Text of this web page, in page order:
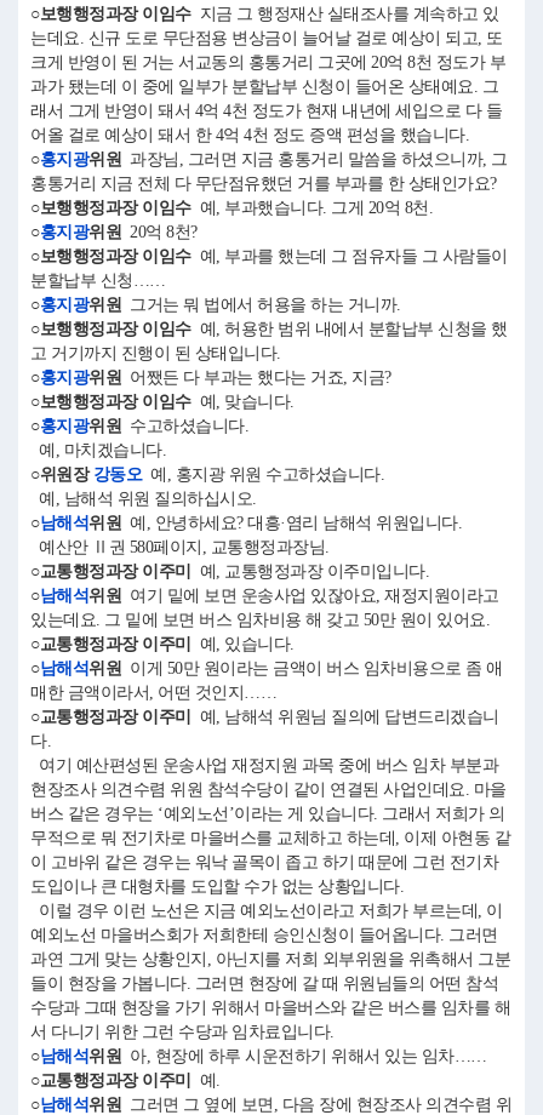
○보행행정과장 이임수지금 그 행정재산 실태조사를 계속하고 있
는데요. 신규 도로 무단점용 변상금이 늘어날 걸로 예상이 되고, 또
크게 반영이 된 거는 서교동의 홍통거리 그곳에 20억 8천 정도가 부
과가 됐는데 이 중에 일부가 분할납부 신청이 들어온 상태예요. 그
래서 그게 반영이 돼서 4억 4천 정도가 현재 내년에 세입으로 다 들
어올 걸로 예상이 돼서 한 4억 4천 정도 증액 편성을 했습니다.
○홍지광위원 과장님, 그러면 지금 홍통거리 말씀을 하셨으니까, 그
홍통거리 지금 전체 다 무단점유했던 거를 부과를 한 상태인가요?
○보행행정과장 이임수예, 부과했습니다. 그게 20억 8천.
○홍지광위원 20억 8천?
○보행행정과장 이임수예, 부과를 했는데 그 점유자들 그 사람들이
분할납부 신청……
○홍지광위원 그거는 뭐 법에서 허용을 하는 거니까.
○보행행정과장 이임수예, 허용한 범위 내에서 분할납부 신청을 했
고 거기까지 진행이 된 상태입니다.
○홍지광위원 어쨌든 다 부과는 했다는 거죠, 지금?
○보행행정과장 이임수예, 맞습니다.
○홍지광위원 수고하셨습니다.
예, 마치겠습니다.
○위원장 강동오예, 홍지광 위원 수고하셨습니다.
예, 남해석 위원 질의하십시오.
○남해석 위원 예, 안녕하세요? 대흥·염리 남해석 위원입니다.
예산안 Ⅱ권 580페이지, 교통행정과장님.
○교통행정과장 이주미
예, 교통행정과장 이주미입니다.
○남해석 위원 여기 밑에 보면 운송사업 있잖아요, 재정지원이라고
있는데요. 그 밑에 보면 버스 임차비용 해 갖고 50만 원이 있어요.
○교통행정과장 이주미
예, 있습니다.
○남해석 위원 이게 50만 원이라는 금액이 버스 임차비용으로 좀 애
매한 금액이라서, 어떤 것인지……
○교통행정과장 이주미
예, 남해석 위원님 질의에 답변드리겠습니
다.
여기 예산편성된 운송사업 재정지원 과목 중에 버스 임차 부분과
현장조사 의견수렴 위원 참석수당이 같이 연결된 사업인데요. 마을
버스 같은 경우는 ‘예외노선’이라는 게 있습니다. 그래서 저희가 의
무적으로 뭐 전기차로 마을버스를 교체하고 하는데, 이제 아현동 같
이 고바위 같은 경우는 워낙 골목이 좁고 하기 때문에 그런 전기차
도입이나 큰 대형차를 도입할 수가 없는 상황입니다.
이럴 경우 이런 노선은 지금 예외노선이라고 저희가 부르는데, 이
예외노선 마을버스회가 저희한테 승인신청이 들어옵니다. 그러면
과연 그게 맞는 상황인지, 아닌지를 저희 외부위원을 위촉해서 그분
들이 현장을 가봅니다. 그러면 현장에 갈 때 위원님들의 어떤 참석
수당과 그때 현장을 가기 위해서 마을버스와 같은 버스를 임차를 해
서 다니기 위한 그런 수당과 임차료입니다.
○남해석 위원 아, 현장에 하루 시운전하기 위해서 있는 임차……
○교통행정과장 이주미
예.
○남해석 위원 그러면 그 옆에 보면, 다음 장에 현장조사 의견수렴 위